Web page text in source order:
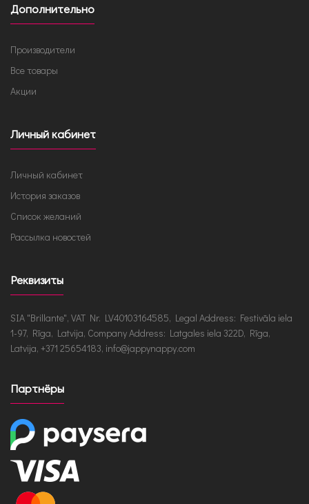
Дополнительно
Производители
Все товары
Акции
Личный кабинет
Личный кабинет
История заказов
Список желаний
Рассылка новостей
Реквизиты
SIA "Brillante", VAT Nr. LV40103164585, Legal Address: Festivāla iela
1-97, Rīga, Latvija, Company Address: Latgales iela 322D, Rīga,
Latvija, +371 25654183, info@jappynappy.com
Партнёры